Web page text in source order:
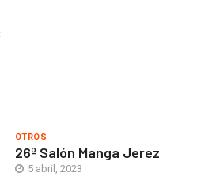
OTROS
26º Salón Manga Jerez
5 abril, 2023